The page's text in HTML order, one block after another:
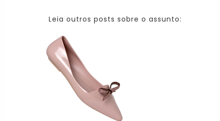
Leia outros posts sobre o assunto: